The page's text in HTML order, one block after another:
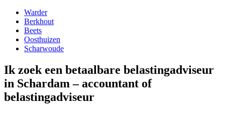
Warder
Berkhout
Beets
Oosthuizen
Scharwoude
Ik zoek een betaalbare belastingadviseur
in Schardam – accountant of
belastingadviseur